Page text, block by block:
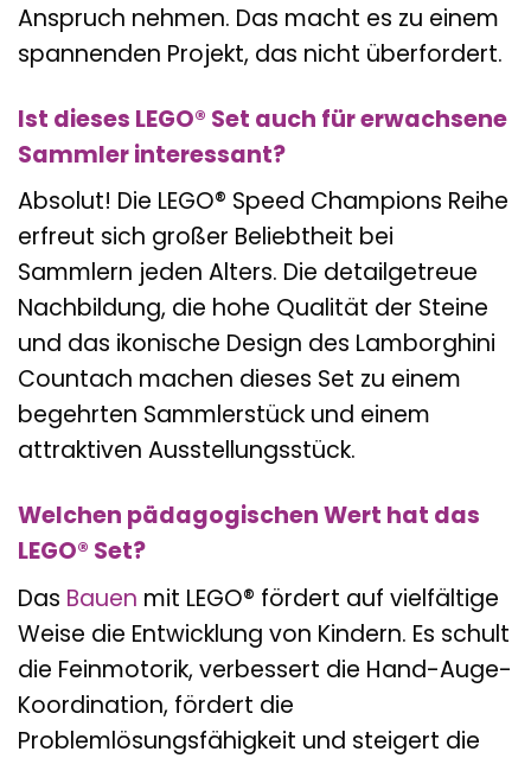
Anspruch nehmen. Das macht es zu einem
spannenden Projekt, das nicht überfordert.
Ist dieses LEGO® Set auch für erwachsene
Sammler interessant?
Absolut! Die LEGO® Speed Champions Reihe
erfreut sich großer Beliebtheit bei
Sammlern jeden Alters. Die detailgetreue
Nachbildung, die hohe Qualität der Steine
und das ikonische Design des Lamborghini
Countach machen dieses Set zu einem
begehrten Sammlerstück und einem
attraktiven Ausstellungsstück.
Welchen pädagogischen Wert hat das
LEGO® Set?
Das Bauen mit LEGO® fördert auf vielfältige
Weise die Entwicklung von Kindern. Es schult
die Feinmotorik, verbessert die Hand-Auge-
Koordination, fördert die
Problemlösungsfähigkeit und steigert die